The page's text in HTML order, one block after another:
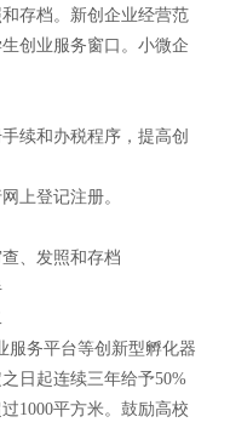
存档。新创企业经营范
创业服务窗口。小微企
续和办税程序，提高创
上登记注册。
、发照和存档
务平台等创新型孵化器
日起连续三年给予50%
1000平方米。鼓励高校